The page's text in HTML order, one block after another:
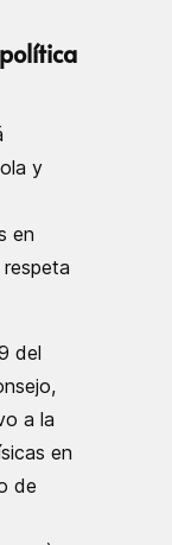
y
en
del
a la
en
de